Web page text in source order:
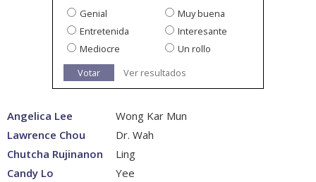
Genial
Muy buena
Entretenida
Interesante
Mediocre
Un rollo
Votar
Ver resultados
Angelica Lee
Wong Kar Mun
Lawrence Chou
Dr. Wah
Chutcha Rujinanon
Ling
Candy Lo
Yee